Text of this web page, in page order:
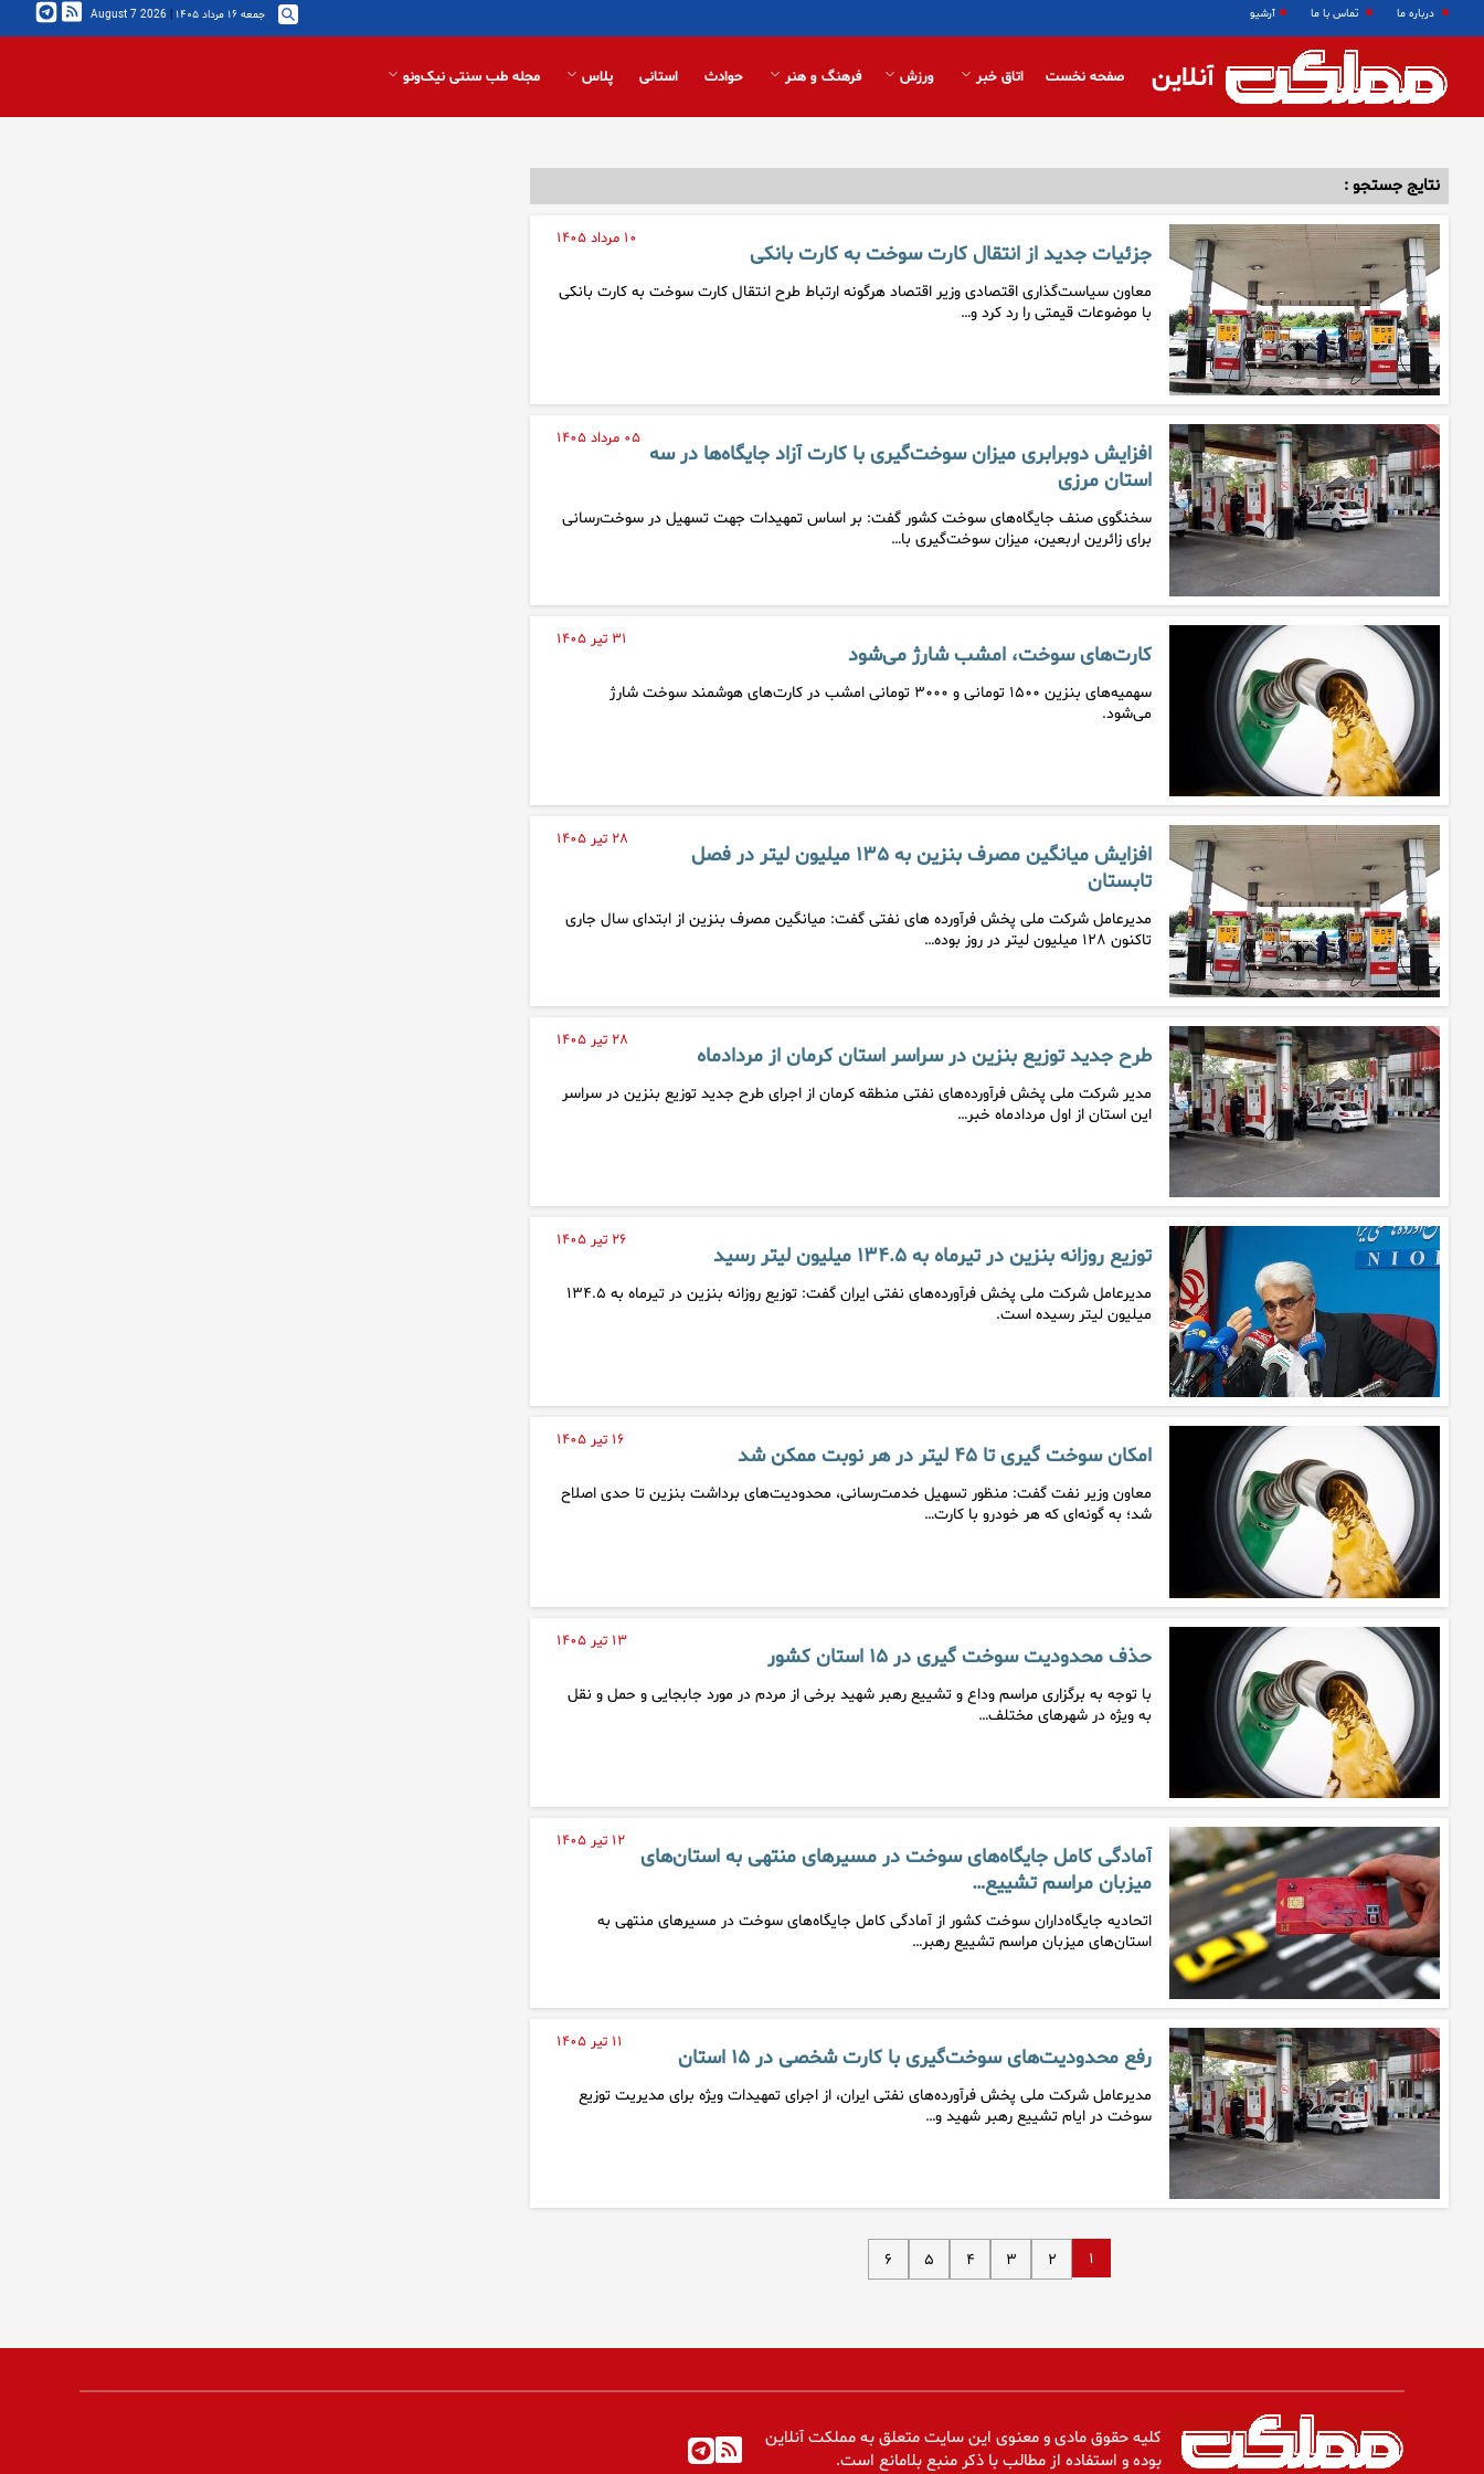
درباره ما تماس با ما آرشیو جمعه ۱۶ مرداد ۱۴۰۵ |
2026 August 7
آنلاین صفحه نخست اتاق خبر ورزش فرهنگ و هنر حوادث استانی پلاس مجله طب سنتی نیک‌ونو
نتایج جستجو :
۱۰ مرداد ۱۴۰۵
جزئیات جدید از انتقال کارت سوخت به کارت بانکی
معاون سیاست‌گذاری اقتصادی وزیر اقتصاد هرگونه ارتباط طرح انتقال کارت سوخت به کارت بانکی
با موضوعات قیمتی را رد کرد و…
۰۵ مرداد ۱۴۰۵
افزایش دوبرابری میزان سوخت‌گیری با کارت آزاد جایگاه‌ها در سه
استان مرزی
سخنگوی صنف جایگاه‌های سوخت کشور گفت: بر اساس تمهیدات جهت تسهیل در سوخت‌رسانی
برای زائرین اربعین، میزان سوخت‌گیری با…
۳۱ تیر ۱۴۰۵
کارت‌های سوخت، امشب شارژ می‌شود
سهمیه‌های بنزین ۱۵۰۰ تومانی و ۳۰۰۰ تومانی امشب در کارت‌های هوشمند سوخت شارژ
می‌شود.
۲۸ تیر ۱۴۰۵
افزایش میانگین مصرف بنزین به ۱۳۵ میلیون لیتر در فصل
تابستان
مدیرعامل شرکت ملی پخش فرآورده های نفتی گفت: میانگین مصرف بنزین از ابتدای سال جاری
تاکنون ۱۲۸ میلیون لیتر در روز بوده…
۲۸ تیر ۱۴۰۵
طرح جدید توزیع بنزین در سراسر استان کرمان از مردادماه
مدیر شرکت ملی پخش فرآورده‌های نفتی منطقه کرمان از اجرای طرح جدید توزیع بنزین در سراسر
این استان از اول مردادماه خبر…
۲۶ تیر ۱۴۰۵
توزیع روزانه بنزین در تیرماه به ۱۳۴.۵ میلیون لیتر رسید
مدیرعامل شرکت ملی پخش فرآورده‌های نفتی ایران گفت: توزیع روزانه بنزین در تیرماه به ۱۳۴.۵
میلیون لیتر رسیده است.
۱۶ تیر ۱۴۰۵
امکان سوخت گیری تا ۴۵ لیتر در هر نوبت ممکن شد
معاون وزیر نفت گفت: منظور تسهیل خدمت‌رسانی، محدودیت‌های برداشت بنزین تا حدی اصلاح
شد؛ به گونه‌ای که هر خودرو با کارت…
۱۳ تیر ۱۴۰۵
حذف محدودیت سوخت گیری در ۱۵ استان کشور
با توجه به برگزاری مراسم وداع و تشییع رهبر شهید برخی از مردم در مورد جابجایی و حمل و نقل
به ویژه در شهرهای مختلف…
۱۲ تیر ۱۴۰۵
آمادگی کامل جایگاه‌های سوخت در مسیرهای منتهی به استان‌های
میزبان مراسم تشییع…
اتحادیه جایگاه‌داران سوخت کشور از آمادگی کامل جایگاه‌های سوخت در مسیرهای منتهی به
استان‌های میزبان مراسم تشییع رهبر…
۱۱ تیر ۱۴۰۵
رفع محدودیت‌های سوخت‌گیری با کارت شخصی در ۱۵ استان
مدیرعامل شرکت ملی پخش فرآورده‌های نفتی ایران، از اجرای تمهیدات ویژه برای مدیریت توزیع
سوخت در ایام تشییع رهبر شهید و…
۱ ۲ ۳ ۴ ۵ ۶
کلیه حقوق مادی و معنوی این سایت متعلق به مملکت آنلاین
بوده و استفاده از مطالب با ذکر منبع بلامانع است.